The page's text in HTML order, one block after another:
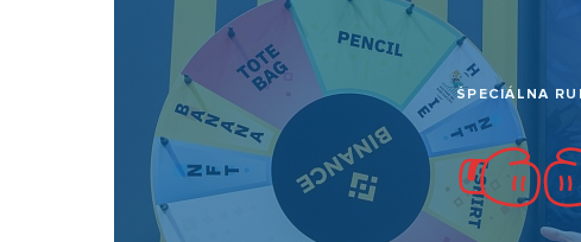
ŠPECIÁLNA